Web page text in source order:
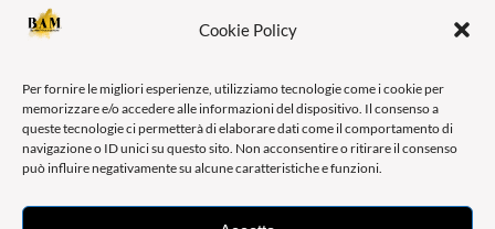
Cookie Policy
Per fornire le migliori esperienze, utilizziamo tecnologie come i cookie per
memorizzare e/o accedere alle informazioni del dispositivo. Il consenso a
queste tecnologie ci permetterà di elaborare dati come il comportamento di
navigazione o ID unici su questo sito. Non acconsentire o ritirare il consenso
può influire negativamente su alcune caratteristiche e funzioni.
MENU’
HOME
MODELS